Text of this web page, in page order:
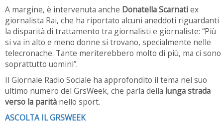
A margine, è intervenuta anche Donatella Scarnatiex
giornalista Rai, che ha riportato alcuni aneddoti riguardanti
la disparità di trattamento tra giornalisti e giornaliste: “Più
si va in alto e meno donne si trovano, specialmente nelle
telecronache. Tante meriterebbero molto di più, ma ci sono
soprattutto uomini”.
Il Giornale Radio Sociale ha approfondito il tema nel suo
ultimo numero del GrsWeek, che parla della lunga strada
verso la parità nello sport.
ASCOLTA IL GRSWEEK